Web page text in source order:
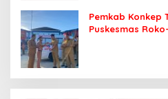
Pemkab Konkep
Puskesmas